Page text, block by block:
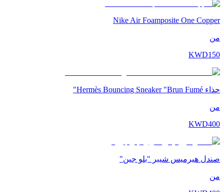
Nike Air Foamposite One Copper
من
KWD150
حذاء Hermès Bouncing Sneaker "Brun Fumé"
من
KWD400
صندل هيرميس شيبر "بلو جين"
من